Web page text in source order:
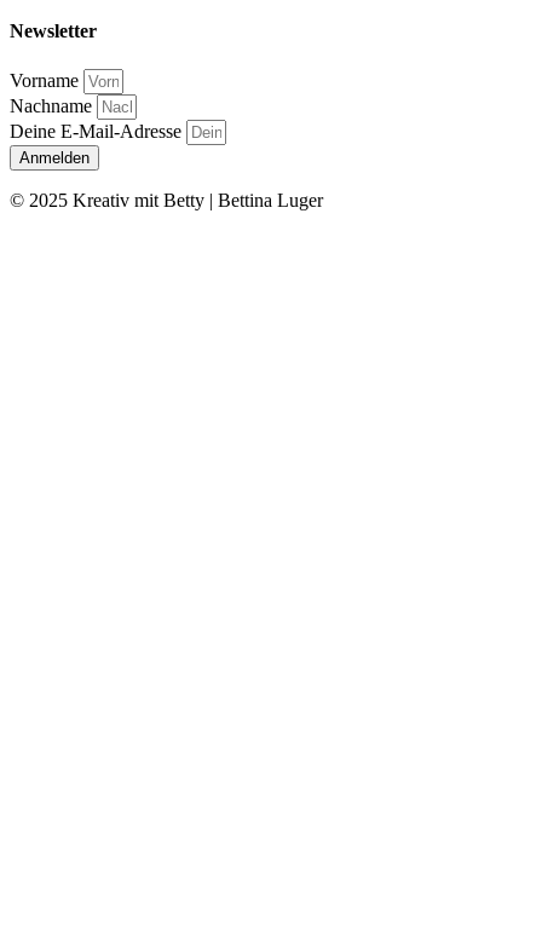
Newsletter
Vorname
Nachname
Deine E-Mail-Adresse
Anmelden
© 2025 Kreativ mit Betty | Bettina Luger